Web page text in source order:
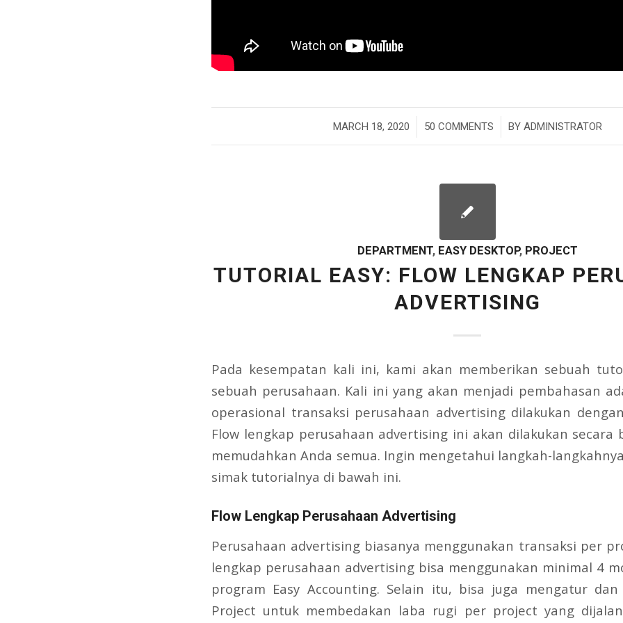
MARCH 18, 2020
/ 50 COMMENTS
/ BY ADMINISTRATOR
DEPARTMENT, EASY DESKTOP, PROJECT
TUTORIAL EASY: FLOW LENGKAP
ADVERTISING
Pada kesempatan kali ini, kami akan memberikan sebuah
sebuah perusahaan. Kali ini yang akan menjadi pembahasan
operasional transaksi perusahaan advertising dilakukan
Flow lengkap perusahaan advertising ini akan dilakukan
memudahkan Anda semua. Ingin mengetahui langkah-
simak tutorialnya di bawah ini.
Flow Lengkap Perusahaan Advertising
Perusahaan advertising biasanya menggunakan transaksi per
lengkap perusahaan advertising bisa menggunakan minimal 4
program Easy Accounting. Selain itu, bisa juga mengatur
Project untuk membedakan laba rugi per project yang